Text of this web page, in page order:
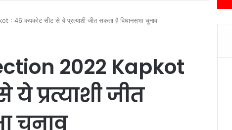
46 कपकोट सीट से ये प्रत्याशी जीत सकता है विधानसभा चुनाव
2022 Kapkot
प्रत्याशी जीत
चुनाव